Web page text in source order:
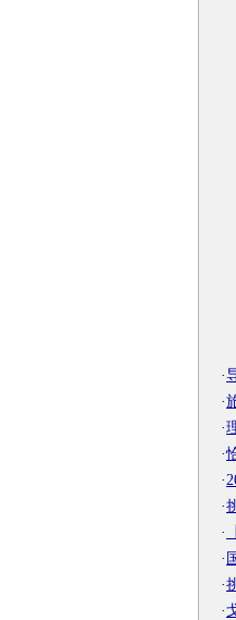
·
·
·
·
·
·
·
·
·
·